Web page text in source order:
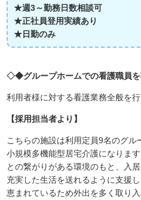
★週3～勤務日数相談可
★正社員登用実績あり
★日勤のみ
◇◆グループホームでの看護職員
利用者様に対する看護業務全般を行
【採用担当者より】
こちらの施設は利用定員9名のグ
小規模多機能型居宅介護になりま
との繋がりがある環境のもと、入
充実した生活を送れるように支援
恵まれているため外出を多く取り